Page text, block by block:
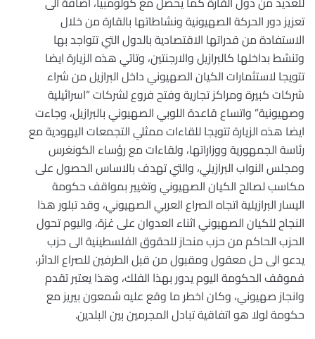
تعزيز دور الحركة الصهيونية ونشاطاتها بالقارة من خلال
الاستفادة من قدراتها الاقتصادية بالدول التي تتواجد بها
وتنشط بداخلها كالبرازيل والارجنتين، وتاتي هذه الزيارة ايضا
تتويجا لاستثمارات الكيان الصهيوني داخل البرازيل من شراء
شركات كبيرة ومراكز تجارية وفتح فروع لشركات “اسرائيلية
وصهيونية” واتساع قاعدة اللوبي الصهيوني بالبرازيل، وجاءت
ايضا هذه الزيارة تتويجا للقاءات ممثلي التجمعات اليهودية مع
رئاسة الجمهورية ووزاراتها، ولقاءات مع رؤساء الكونغرس
ومجلس النواب البرازيلي، والتي تهدف بالاساس الحصول على
مكاسب لصالح الكيان الصهيوني وتغيير بمواقف حكومة
اليسار البرازيلية اتجاه الصراع العربي الصهيوني، وقد تبلور هذا
النجاح للكيان الصهيوني اثناء العدوان على غزة، واليوم تحول
الحزب الحاكم من حزب منحاز للحقوق الفلسطينية الى حزب
يدعو الى حل معقول ومقبول من قبل الطرفين للصراع الدائر،
فموقف الحكومة اليوم يدور بهذا الفلك، وهذا يعتبر تقدم
وانجاز صهيوني، وكان اخطر ما وقع عليه شمعون بيريز مع
حكومة لولا هو اتفاقية تبادل المجرمين بين البلدين.